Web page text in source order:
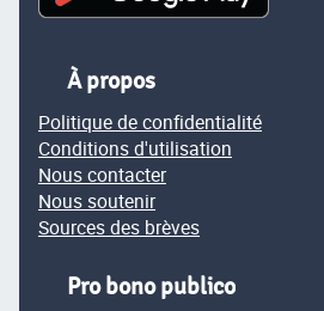
À propos
Politique de confidentialité
Conditions d'utilisation
Nous contacter
Nous soutenir
Sources des brèves
Pro bono publico